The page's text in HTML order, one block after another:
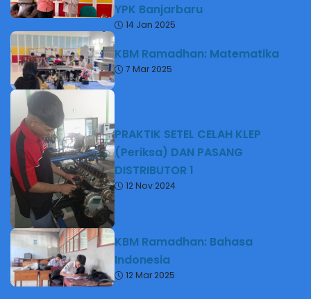
YPK Banjarbaru
14 Jan 2025
KBM Ramadhan: Matematika
7 Mar 2025
PRAKTIK SETEL CELAH KLEP
(Periksa) DAN PASANG
DISTRIBUTOR 1
12 Nov 2024
KBM Ramadhan: Bahasa
Indonesia
12 Mar 2025